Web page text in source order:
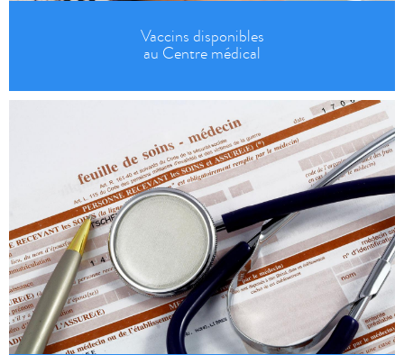
Vaccins disponibles
au Centre médical